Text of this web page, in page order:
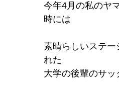
今年4月の私のヤ
時には
素晴らしいステー
れた
大学の後輩のサッ